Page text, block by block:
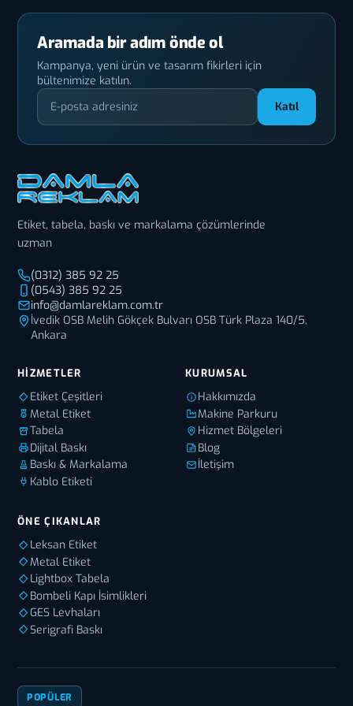
Aramada bir adım önde ol
Kampanya, yeni ürün ve tasarım fikirleri için
bültenimize katılın.
Katıl
Etiket, tabela, baskı ve markalama çözümlerinde
uzman
(0312) 385 92 25
(0543) 385 92 25
info@damlareklam.com.tr
İvedik OSB Melih Gökçek Bulvarı OSB Türk Plaza 140/5,
Ankara
HIZMETLER
Etiket Çeşitleri
Metal Etiket
Tabela
Dijital Baskı
Baskı & Markalama
Kablo Etiketi
KURUMSAL
Hakkımızda
Makine Parkuru
Hizmet Bölgeleri
Blog
İletişim
ÖNE ÇIKANLAR
Leksan Etiket
Metal Etiket
Lightbox Tabela
Bombeli Kapı İsimlikleri
GES Levhaları
Serigrafi Baskı
POPÜLER